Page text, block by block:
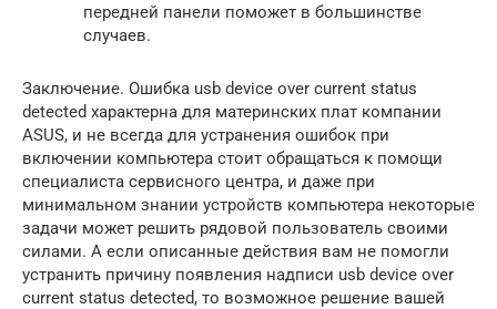
передней панели поможет в большинстве
случаев.
Заключение. Ошибка usb device over current status
detected характерна для материнских плат компании
ASUS, и не всегда для устранения ошибок при
включении компьютера стоит обращаться к помощи
специалиста сервисного центра, и даже при
минимальном знании устройств компьютера некоторые
задачи может решить рядовой пользователь своими
силами. А если описанные действия вам не помогли
устранить причину появления надписи usb device over
current status detected, то возможное решение вашей